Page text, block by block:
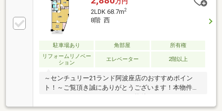
2LDK 68.7m2
8階 西
駐車場あり 角部屋
所有権
リフォームリノベー
ション
エレベーター 2階以上
～センチュリー21ランド阿波座店のおすすめポイン
ト！～ご覧頂き誠にありがとうございます！本物件の
おすすめポイントはこちら！＜物件について＞●西・
東 両面バルコニー●駅近徒歩約7分！2沿線以上利用